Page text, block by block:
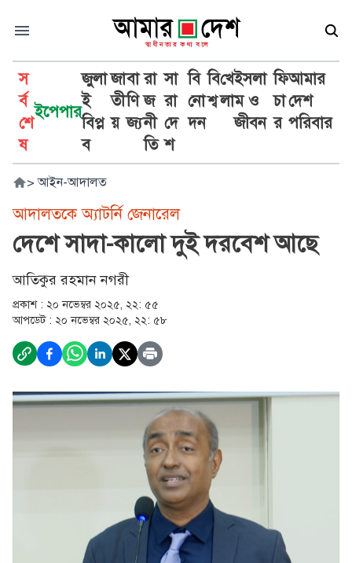
স
র্ব
শে
ষ
ইপেপার
জুলা
ই
বিপ্ল
ব
জা
তী
য়
বা
ণি
জ্য
রা
জ
নী
তি
সা
রা
দে
শ
বি
নো
দন
বি
শ্ব
খে
লা
ইসলা
ম ও
জীবন
ফি
চা
র
আমার
দেশ
পরিবার
> আইন-আদালত
আদালতকে অ্যাটর্নি জেনারেল
দেশে সাদা-কালো দুই দরবেশ আছে
আতিকুর রহমান নগরী
প্রকাশ : ২০ নভেম্বর ২০২৫, ২২: ৫৫
আপডেট : ২০ নভেম্বর ২০২৫, ২২: ৫৮